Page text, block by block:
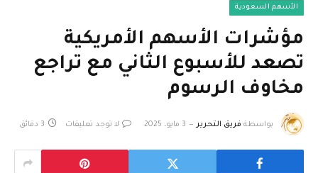
الأسهم السعودية
مؤشرات الأسهم الأمريكية
تصعد للأسبوع الثاني مع تراجع
مخاوف الرسوم
بواسطة فريق التحرير 3 مايو، 2025 لا توجد تعليقات 3 دقائق